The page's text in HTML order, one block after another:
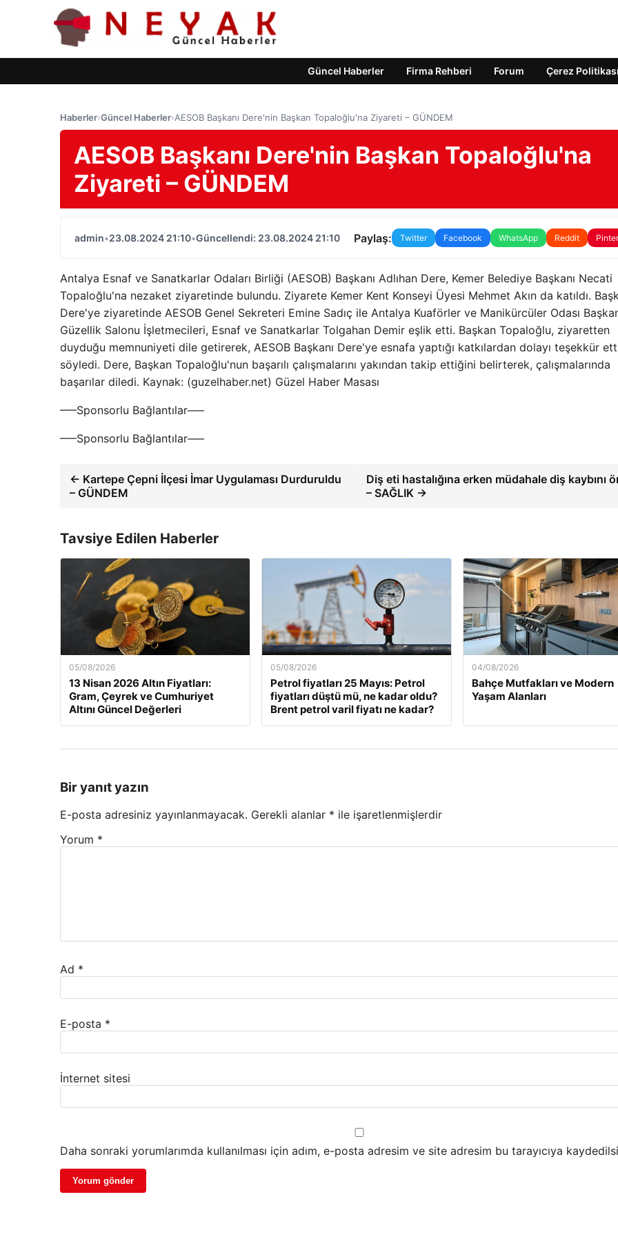
Güncel Haberler Firma Rehberi Forum Çerez Politikası
Haberler›Güncel Haberler›AESOB Başkanı Dere'nin Başkan Topaloğlu'na Ziyareti – GÜNDEM
AESOB Başkanı Dere'nin Başkan Topaloğlu'na
Ziyareti – GÜNDEM
admin•23.08.2024 21:10•Güncellendi: 23.08.2024 21:10 Paylaş: Twitter Facebook WhatsApp Reddit
Antalya Esnaf ve Sanatkarlar Odaları Birliği (AESOB) Başkanı Adlıhan Dere, Kemer Belediye Başkanı Necati
Topaloğlu'na nezaket ziyaretinde bulundu. Ziyarete Kemer Kent Konseyi Üyesi Mehmet Akın da katıldı.
Dere'ye ziyaretinde AESOB Genel Sekreteri Emine Sadıç ile Antalya Kuaförler ve Manikürcüler Odası
Güzellik Salonu İşletmecileri, Esnaf ve Sanatkarlar Tolgahan Demir eşlik etti. Başkan Topaloğlu, ziyaretten
duyduğu memnuniyeti dile getirerek, AESOB Başkanı Dere'ye esnafa yaptığı katkılardan dolayı teşekkür
söyledi. Dere, Başkan Topaloğlu'nun başarılı çalışmalarını yakından takip ettiğini belirterek, çalışmalarında
başarılar diledi. Kaynak: (guzelhaber.net) Güzel Haber Masası
—–Sponsorlu Bağlantılar—–
—–Sponsorlu Bağlantılar—–
← Kartepe Çepni İlçesi İmar Uygulaması Durduruldu
– GÜNDEM
Diş eti hastalığına erken müdahale diş kaybını
– SAĞLIK →
Tavsiye Edilen Haberler
05/08/2026
13 Nisan 2026 Altın Fiyatları:
Gram, Çeyrek ve Cumhuriyet
Altını Güncel Değerleri
05/08/2026
Petrol fiyatları 25 Mayıs: Petrol
fiyatları düştü mü, ne kadar oldu?
Brent petrol varil fiyatı ne kadar?
04/08/2026
Bahçe Mutfakları ve Modern
Yaşam Alanları
Bir yanıt yazın
E-posta adresiniz yayınlanmayacak. Gerekli alanlar * ile işaretlenmişlerdir
Yorum *
Ad *
E-posta *
İnternet sitesi
Daha sonraki yorumlarımda kullanılması için adım, e-posta adresim ve site adresim bu tarayıcıya